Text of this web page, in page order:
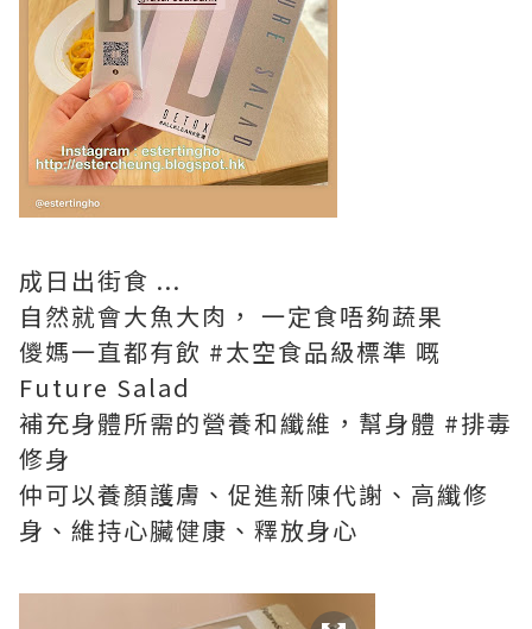
成日出街食 ...
自然就會大魚大肉， 一定食唔夠蔬果
儍媽一直都有飲 #太空食品級標準 嘅
Future Salad
補充身體所需的營養和纖維，幫身體 #排毒
修身
仲可以養顏護膚、促進新陳代謝、高纖修
身、維持心臟健康、釋放身心